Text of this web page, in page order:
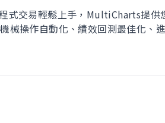
式交易輕鬆上手，MultiCharts提供
械操作自動化、績效回測最佳化、